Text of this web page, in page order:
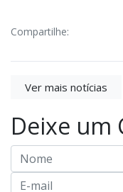
Compartilhe:
Ver mais notícias
Deixe um